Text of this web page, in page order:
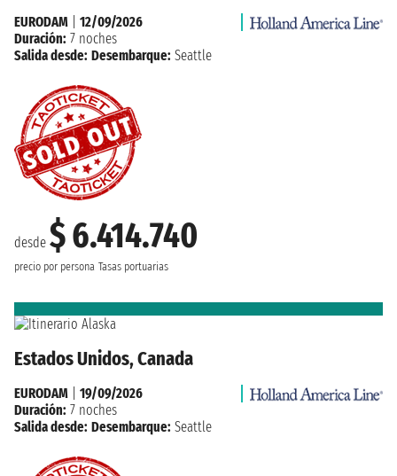
desde $ 6.414.740
precio por persona Tasas portuarias
EURODAM
12/09/2026
Duración: 7 noches
Salida desde: Desembarque: Seattle
Estados Unidos, Canada
EURODAM
19/09/2026
Duración: 7 noches
Salida desde: Desembarque: Seattle